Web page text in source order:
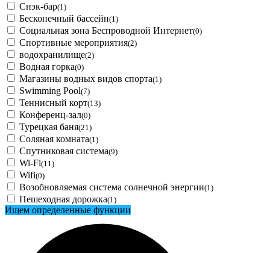
Снэк-бар(1)
Бесконечный бассейн(1)
Социальная зона Беспроводной Интернет(0)
Спортивные мероприятия(2)
водохранилище(2)
Водная горка(0)
Магазины водных видов спорта(1)
Swimming Pool(7)
Теннисный корт(13)
Конференц-зал(0)
Турецкая баня(21)
Соляная комната(1)
Спутниковая система(9)
Wi-Fi(11)
Wifi(0)
Возобновляемая система солнечной энергии(1)
Пешеходная дорожка(1)
Ищем определенные функции